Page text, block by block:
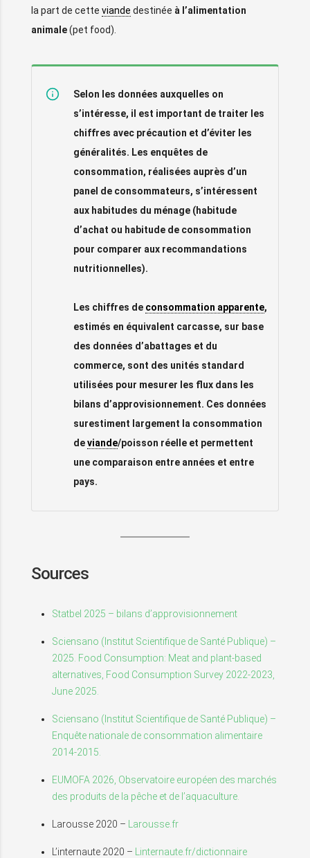
la part de cette viande destinée à l’alimentation
animale(pet food).
Selon les données auxquelles on
s’intéresse, il est important de traiter les
chiffres avec précaution et d’éviter les
généralités. Les enquêtes de
consommation, réalisées auprès d’un
panel de consommateurs, s’intéressent
aux habitudes du ménage (habitude
d’achat ou habitude de consommation
pour comparer aux recommandations
nutritionnelles).
Les chiffres de consommation apparente,
estimés en équivalent carcasse, sur base
des données d’abattages et du
commerce, sont des unités standard
utilisées pour mesurer les flux dans les
bilans d’approvisionnement. Ces données
surestiment largement la consommation
deviande/poisson réelle et permettent
une comparaison entre années et entre
pays.
Sources
Statbel 2025 – bilans d’approvisionnement
Sciensano (Institut Scientifique de Santé Publique) –
2025. Food Consumption: Meat and plant-based
alternatives, Food Consumption Survey 2022-2023,
June 2025.
Sciensano (Institut Scientifique de Santé Publique) –
Enquête nationale de consommation alimentaire
2014-2015.
EUMOFA 2026, Observatoire européen des marchés
des produits de la pêche et de l’aquaculture.
Larousse 2020 – Larousse.fr
L’internaute 2020 – Linternaute.fr/dictionnaire